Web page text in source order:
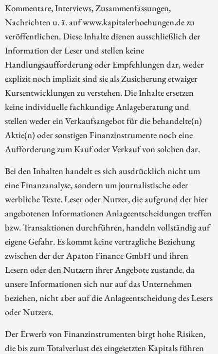
Kommentare, Interviews, Zusammenfassungen,
Nachrichten u. ä. auf www.kapitalerhoehungen.de zu
veröffentlichen. Diese Inhalte dienen ausschließlich der
Information der Leser und stellen keine
Handlungsaufforderung oder Empfehlungen dar, weder
explizit noch implizit sind sie als Zusicherung etwaiger
Kursentwicklungen zu verstehen. Die Inhalte ersetzen
keine individuelle fachkundige Anlageberatung und
stellen weder ein Verkaufsangebot für die behandelte(n)
Aktie(n) oder sonstigen Finanzinstrumente noch eine
Aufforderung zum Kauf oder Verkauf von solchen dar.
Bei den Inhalten handelt es sich ausdrücklich nicht um
eine Finanzanalyse, sondern um journalistische oder
werbliche Texte. Leser oder Nutzer, die aufgrund der hier
angebotenen Informationen Anlageentscheidungen treffen
bzw. Transaktionen durchführen, handeln vollständig auf
eigene Gefahr. Es kommt keine vertragliche Beziehung
zwischen der der Apaton Finance GmbH und ihren
Lesern oder den Nutzern ihrer Angebote zustande, da
unsere Informationen sich nur auf das Unternehmen
beziehen, nicht aber auf die Anlageentscheidung des Lesers
oder Nutzers.
Der Erwerb von Finanzinstrumenten birgt hohe Risiken,
die bis zum Totalverlust des eingesetzten Kapitals führen